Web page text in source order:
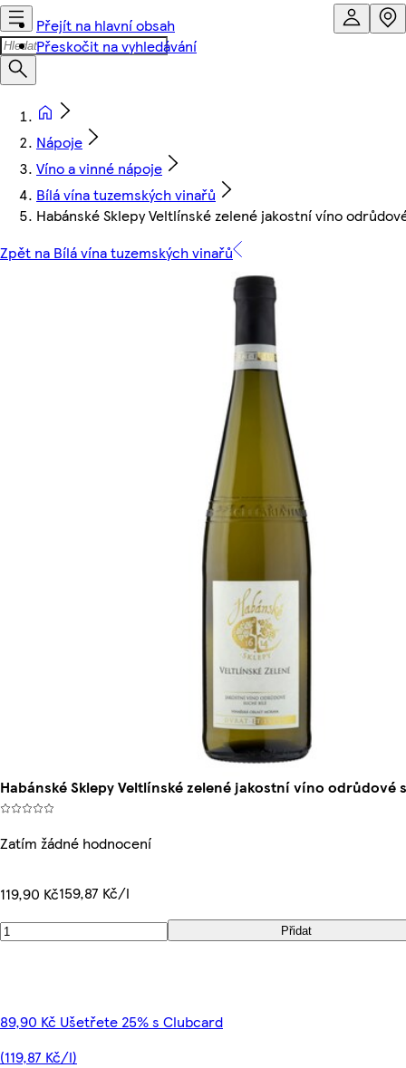
Přejít na hlavní obsah
Přeskočit na vyhledávání
Nápoje
Víno a vinné nápoje
Bílá vína tuzemských vinařů
Habánské Sklepy Veltlínské zelené jakostní víno
Zpět na Bílá vína tuzemských vinařů
Habánské Sklepy Veltlínské zelené jakostní víno odrůdové
Zatím žádné hodnocení
119,90 Kč159,87 Kč/l
Přidat
89,90 Kč Ušetřete 25% s Clubcard
(119,87 Kč/l)